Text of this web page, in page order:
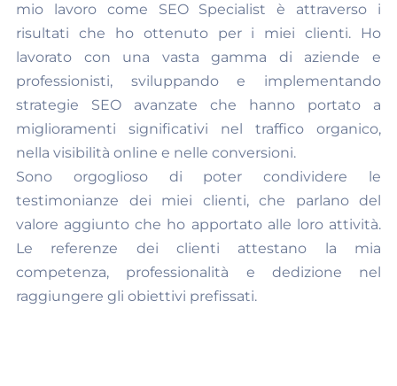
mio lavoro come SEO Specialist è attraverso i
risultati che ho ottenuto per i miei clienti. Ho
lavorato con una vasta gamma di aziende e
professionisti, sviluppando e implementando
strategie SEO avanzate che hanno portato a
miglioramenti significativi nel traffico organico,
nella visibilità online e nelle conversioni.
Sono orgoglioso di poter condividere le
testimonianze dei miei clienti, che parlano del
valore aggiunto che ho apportato alle loro attività.
Le referenze dei clienti attestano la mia
competenza, professionalità e dedizione nel
raggiungere gli obiettivi prefissati.